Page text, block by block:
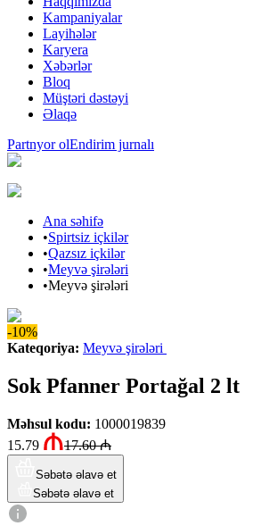
Kampaniyalar
Layihələr
Karyera
Xəbərlər
Bloq
Müştəri dəstəyi
Əlaqə
Partnyor olEndirim jurnalı
Ana səhifə
•Spirtsiz içkilər
•Qazsız içkilər
•Meyvə şirələri
•Meyvə şirələri
-10%
Kateqoriya: Meyvə şirələri
Sok Pfanner Portağal 2 lt
Məhsul kodu: 1000019839
15.79
17.60₼
Səbətə əlavə et
Səbətə əlavə et